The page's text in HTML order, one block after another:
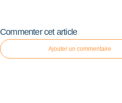
Commenter cet article
Ajouter un commentaire